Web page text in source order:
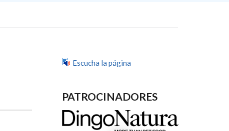
Escucha la página
PATROCINADORES